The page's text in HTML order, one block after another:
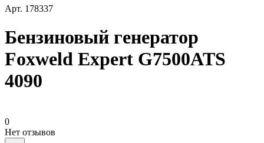
Арт. 178337
Бензиновый генератор
Foxweld Expert G7500ATS
4090
0
Нет отзывов